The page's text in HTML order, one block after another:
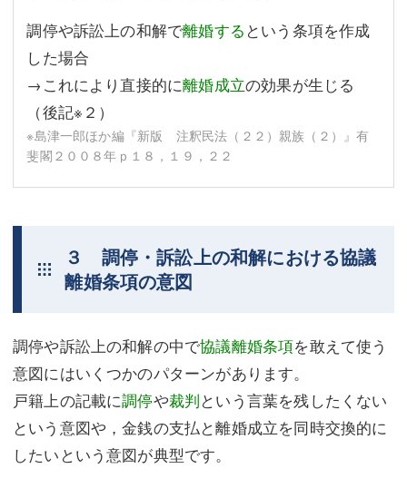
調停や訴訟上の和解で離婚する という条項を作成
した場合
→これにより直接的に離婚成立の効果が生じる
（後記※２ ）
※島津一郎ほか編『新版 注釈民法（２２）親族（２）』有
斐閣２００８年ｐ１８，１９，２２
３ 調停・訴訟上の和解における協議
離婚条項の意図
調停や訴訟上の和解の中で協議離婚条項を敢えて使う
意図にはいくつかのパターンがあります。
戸籍上の記載に調停や裁判という言葉を残したくない
という意図や，金銭の支払と離婚成立を同時交換的に
したいという意図が典型です。